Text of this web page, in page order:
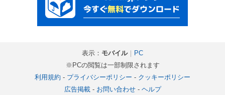
表示： モバイル｜ PC
※PCの閲覧は一部制限されます
利用規約 - プライバシーポリシー - クッキーポリシー
広告掲載- お問い合わせ- ヘルプ